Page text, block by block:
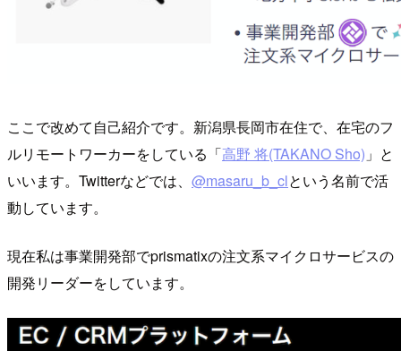
ここで改めて自己紹介です。新潟県長岡市在住で、在宅のフ
ルリモートワーカーをしている「高野 将(TAKANO Sho) 」と
いいます。Twitterなどでは、 @masaru_b_clという名前で活
動しています。
現在私は事業開発部でprismatixの注文系マイクロサービスの
開発リーダーをしています。